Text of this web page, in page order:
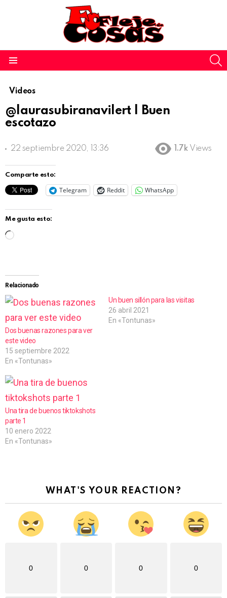
Videos
@laurasubiranavilert | Buen
escotazo
22 septiembre 2020, 13:36 1.7k Views
Comparte esto:
Telegram Reddit WhatsApp
Me gusta esto:
g
a
d
o
.
.
Relacionado
Dos buenas razones para ver
este video
15 septiembre 2022
En «Tontunas»
Un buen sillón para las visitas
26 abril 2021
En «Tontunas»
Una tira de buenos tiktokshots
parte 1
10 enero 2022
En «Tontunas»
WHAT'S YOUR REACTION?
0 0 0 0